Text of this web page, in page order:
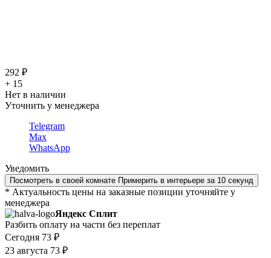
292 ₽
+ 15
Нет в наличии
Уточнить у менеджера
Telegram
Max
WhatsApp
Уведомить
Посмотреть в своей комнате Примерить в интерьере за 10 секунд
* Актуальность цены на заказные позиции уточняйте у
менеджера
Яндекс Сплит
Разбить оплату на части без переплат
Сегодня 73 ₽
23 августа 73 ₽